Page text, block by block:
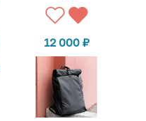
12 000 ₽